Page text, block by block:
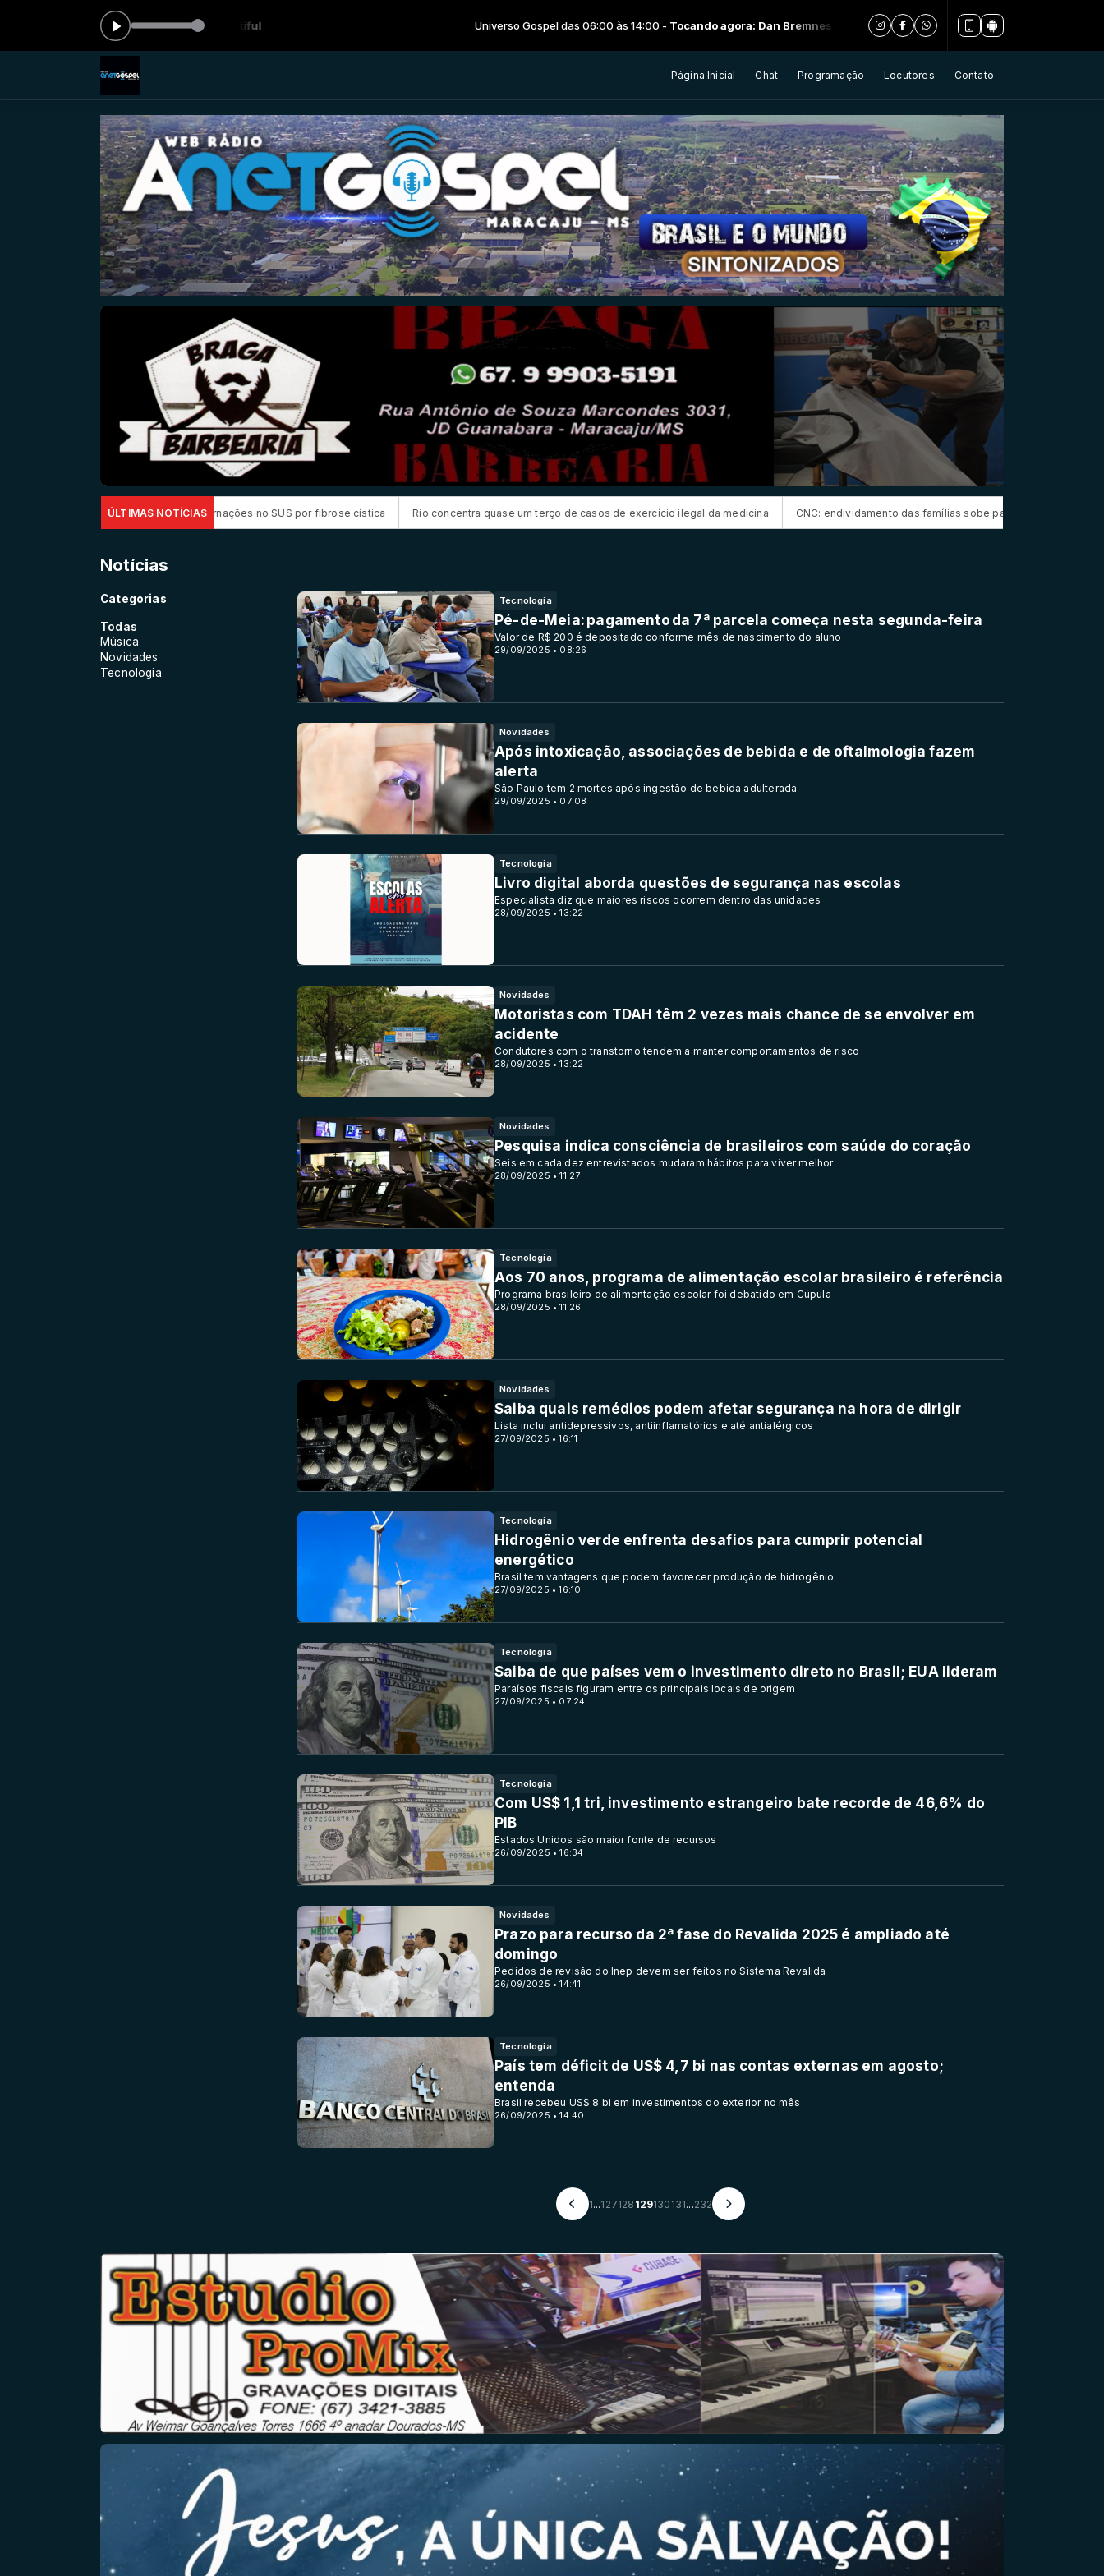
agora: Dan Bremnes Beautiful Universo Gospel das 06:00 às 14:00 -Tocando agora: Dan Bremnes Beautiful
Página Inicial Chat Programação Locutores Contato
ÚLTIMAS NOTÍCIAS
em até 85% internações no SUS por fibrose cística Rio concentra quase um terço de casos de exercício ilegal da medicina CNC: endividamento das famílias sobe para 82%, mas inadimplência cai
Notícias
Categorias
Todas
Música
Novidades
Tecnologia
Tecnologia
29/09/2025 • 08:26
Pé-de-Meia: pagamento da 7ª parcela começa nesta segunda-feira
Valor de R$ 200 é depositado conforme mês de nascimento do aluno
Novidades
29/09/2025 • 07:08
Após intoxicação, associações de bebida e de oftalmologia fazem
alerta
São Paulo tem 2 mortes após ingestão de bebida adulterada
Tecnologia
28/09/2025 • 13:22
Livro digital aborda questões de segurança nas escolas
Especialista diz que maiores riscos ocorrem dentro das unidades
Novidades
28/09/2025 • 13:22
Motoristas com TDAH têm 2 vezes mais chance de se envolver em
acidente
Condutores com o transtorno tendem a manter comportamentos de risco
Novidades
28/09/2025 • 11:27
Pesquisa indica consciência de brasileiros com saúde do coração
Seis em cada dez entrevistados mudaram hábitos para viver melhor
Tecnologia
28/09/2025 • 11:26
Aos 70 anos, programa de alimentação escolar brasileiro é referência
Programa brasileiro de alimentação escolar foi debatido em Cúpula
Novidades
27/09/2025 • 16:11
Saiba quais remédios podem afetar segurança na hora de dirigir
Lista inclui antidepressivos, antiinflamatórios e até antialérgicos
Tecnologia
27/09/2025 • 16:10
Hidrogênio verde enfrenta desafios para cumprir potencial
energético
Brasil tem vantagens que podem favorecer produção de hidrogênio
Tecnologia
27/09/2025 • 07:24
Saiba de que países vem o investimento direto no Brasil; EUA lideram
Paraísos fiscais figuram entre os principais locais de origem
Tecnologia
26/09/2025 • 16:34
Com US$ 1,1 tri, investimento estrangeiro bate recorde de 46,6% do
PIB
Estados Unidos são maior fonte de recursos
Novidades
26/09/2025 • 14:41
Prazo para recurso da 2ª fase do Revalida 2025 é ampliado até
domingo
Pedidos de revisão do Inep devem ser feitos no Sistema Revalida
Tecnologia
26/09/2025 • 14:40
País tem déficit de US$ 4,7 bi nas contas externas em agosto;
entenda
Brasil recebeu US$ 8 bi em investimentos do exterior no mês
1...127128 129130 131...232